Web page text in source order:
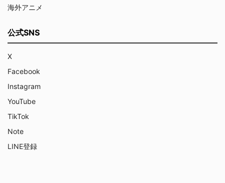
海外アニメ
公式SNS
X
Facebook
Instagram
YouTube
TikTok
Note
LINE登録